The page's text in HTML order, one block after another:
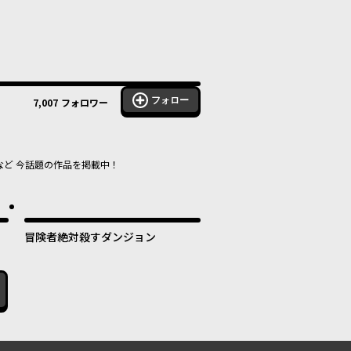
7,007 フォロワー フォロー
今話題の作品を掲載中！
冒険者絶対殺すダンジョン